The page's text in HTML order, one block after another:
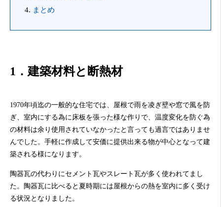
まとめ
1．建築材料と断熱材
1970年頃迄の一般的な住宅では、屋根で雨を凌ぎ壁や窓で風を防
ぎ、室内にする為に床板を張った様な作りで、温度変化を防ぐ為
の材料は余り使用されていなかったと言っても過言ではありませ
んでした。手軽に作成して安価に提供出来る物が中心となって建
築される様になります。
陶器瓦の代わりにセメント瓦やスレート瓦が多く使われてまし
た。陶器瓦に比べると夏時期には屋根からの熱を室内に多く受け
る状況となりました。